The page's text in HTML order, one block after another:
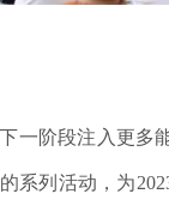
一阶段注入更多
系列活动，为